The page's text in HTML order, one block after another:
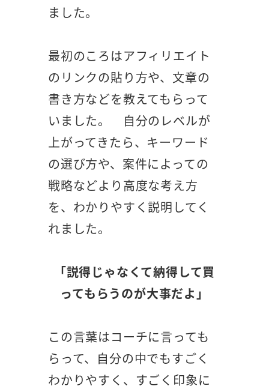
ました。
最初のころはアフィリエイト
のリンクの貼り方や、文章の
書き方などを教えてもらって
いました。 自分のレベルが
上がってきたら、キーワード
の選び方や、案件によっての
戦略などより高度な考え方
を、わかりやすく説明してく
れました。
「説得じゃなくて納得して買
ってもらうのが大事だよ」
この言葉はコーチに言っても
らって、自分の中でもすごく
わかりやすく、すごく印象に